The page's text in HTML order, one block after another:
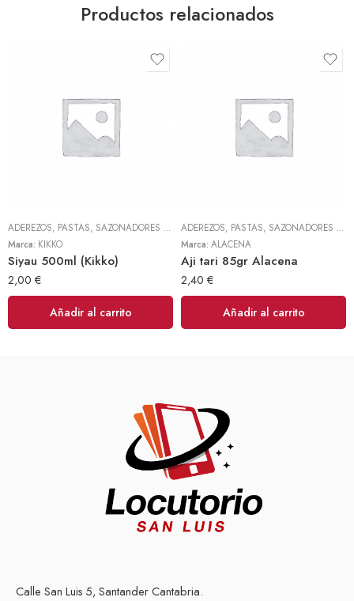
Productos relacionados
ADEREZOS, PASTAS, SAZONADORES Y CONDIMENTOS ,TODOS
Marca: KIKKO
Siyau 500ml (Kikko)
2,00 €
Añadir al carrito
ADEREZOS, PASTAS, SAZONADORES Y CONDIMENTOS
Marca: ALACENA
Aji tari 85gr Alacena
2,40 €
Añadir al carrito
Calle San Luis 5, Santander Cantabria.